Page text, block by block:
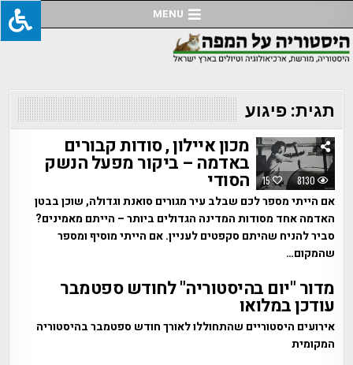
to
content
MENU
תגית:פיגוע
15 8130
מכון איילון , סודות קבורים
באדמה – ביקור מפעל הנשק
הסודי
אם הייתי מספר לכם שבלב עיר מגורים סואנת וגדולה, שוכן בבטן
האדמה אחד מסודות המדינה הגדולים ביותר – הייתם מאמינים?
סביר להניח שהיתם סקפטים לעניין. אם הייתי מוסיף ומספר
שהמקום…
מדור "יום בהיסטוריה" לחודש ספטמבר
עודכן במלואו
אירועים היסטוריים שהתחוללו לאורך חודש ספטמבר בהיסטוריה
המקומית